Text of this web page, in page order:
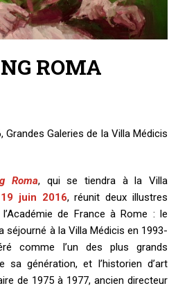
ROMA
Grandes Galeries de la Villa Médicis
Roma, qui se tiendra à la Villa
juin 2016, réunit deux illustres
de France à Rome : le
séjourné à la Villa Médicis en 1993-
comme l’un des plus grands
sa génération, et l’historien d’art
de 1975 à 1977, ancien directeur